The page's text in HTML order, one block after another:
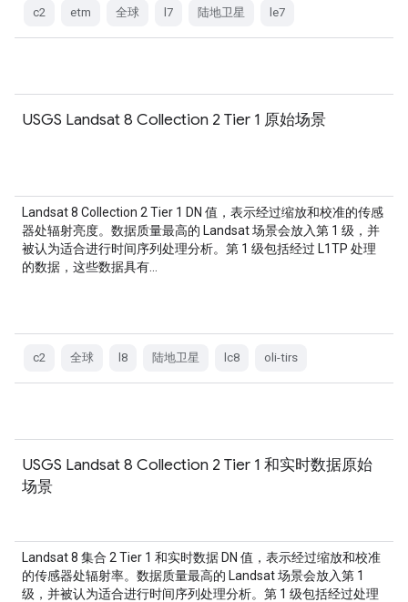
c2 etm 全球 l7 陆地卫星 le7
USGS Landsat 8 Collection 2 Tier 1 原始场景
Landsat 8 Collection 2 Tier 1 DN 值，表示经过缩放和校准的传感
器处辐射亮度。数据质量最高的 Landsat 场景会放入第 1 级，并
被认为适合进行时间序列处理分析。第 1 级包括经过 L1TP 处理
的数据，这些数据具有…
c2 全球 l8 陆地卫星 lc8 oli-tirs
USGS Landsat 8 Collection 2 Tier 1 和实时数据原始
场景
Landsat 8 集合 2 Tier 1 和实时数据 DN 值，表示经过缩放和校准
的传感器处辐射率。数据质量最高的 Landsat 场景会放入第 1
级，并被认为适合进行时间序列处理分析。第 1 级包括经过处理